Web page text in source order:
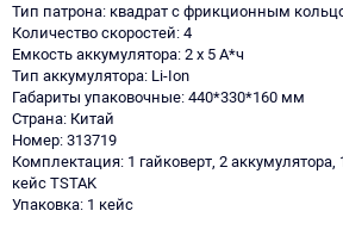
Тип патрона: квадрат с фрикционным
Количество скоростей: 4
Емкость аккумулятора: 2 х 5 А*ч
Тип аккумулятора: Li-Ion
Габариты упаковочные: 440*330*160 мм
Страна: Китай
Номер: 313719
Комплектация: 1 гайковерт, 2 аккумулятора,
кейс TSTAK
Упаковка: 1 кейс